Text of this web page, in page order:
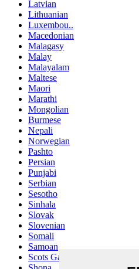
Latvian
Lithuanian
Luxembou..
Macedonian
Malagasy
Malay
Malayalam
Maltese
Maori
Marathi
Mongolian
Burmese
Nepali
Norwegian
Pashto
Persian
Punjabi
Serbian
Sesotho
Sinhala
Slovak
Slovenian
Somali
Samoan
Scots Gaelic